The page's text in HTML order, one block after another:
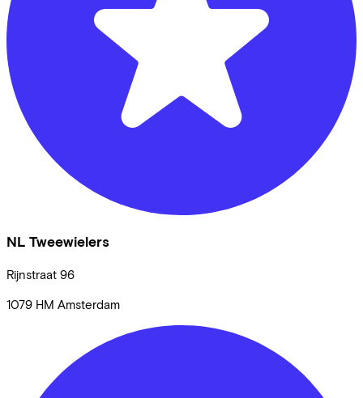
NL Tweewielers
Rijnstraat 96
1079 HM Amsterdam